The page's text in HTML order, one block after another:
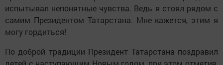
испытывал непонятные чувства. Ведь я стоял рядом с
самим Президентом Татарстана. Мне кажется, этим я
могу гордиться!
По доброй традиции Президент Татарстана поздравил